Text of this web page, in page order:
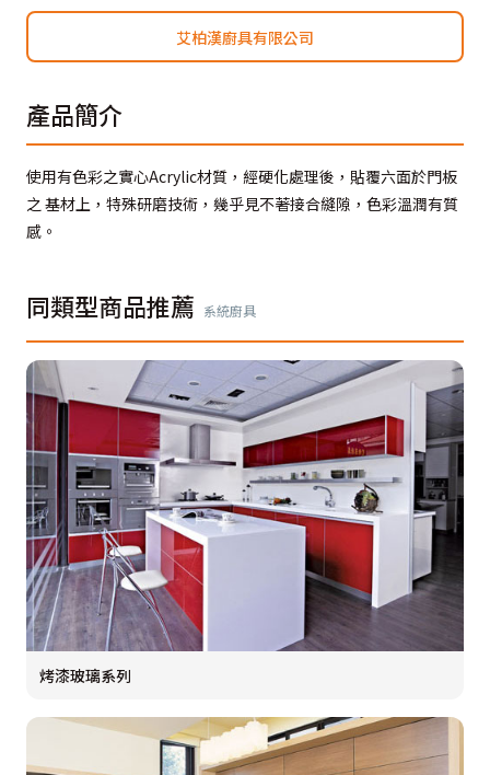
艾柏漢廚具有限公司
產品簡介
使用有色彩之實心Acrylic材質，經硬化處理後，貼覆六面於門板
之 基材上，特殊研磨技術，幾乎見不著接合縫隙，色彩溫潤有質
感。
同類型商品推薦 系統廚具
烤漆玻璃系列